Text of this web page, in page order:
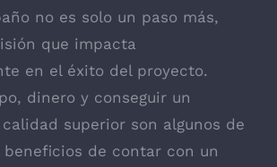
no es solo un paso más,
que impacta
en el éxito del proyecto.
dinero y conseguir un
superior son algunos de
de contar con un